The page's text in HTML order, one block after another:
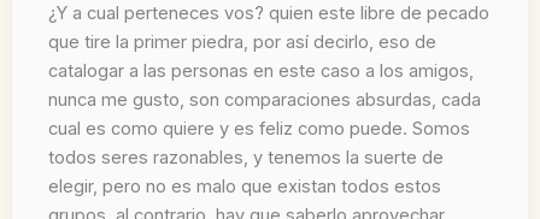
¿Y a cual perteneces vos? quien este libre de pecado
que tire la primer piedra, por así decirlo, eso de
catalogar a las personas en este caso a los amigos,
nunca me gusto, son comparaciones absurdas, cada
cual es como quiere y es feliz como puede. Somos
todos seres razonables, y tenemos la suerte de
elegir, pero no es malo que existan todos estos